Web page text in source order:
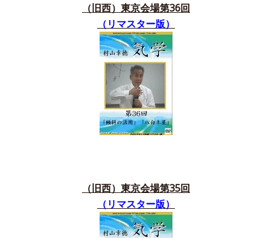
（旧西）東京会場第36回
（リマスター版）
（旧西）東京会場第35回
（リマスター版）